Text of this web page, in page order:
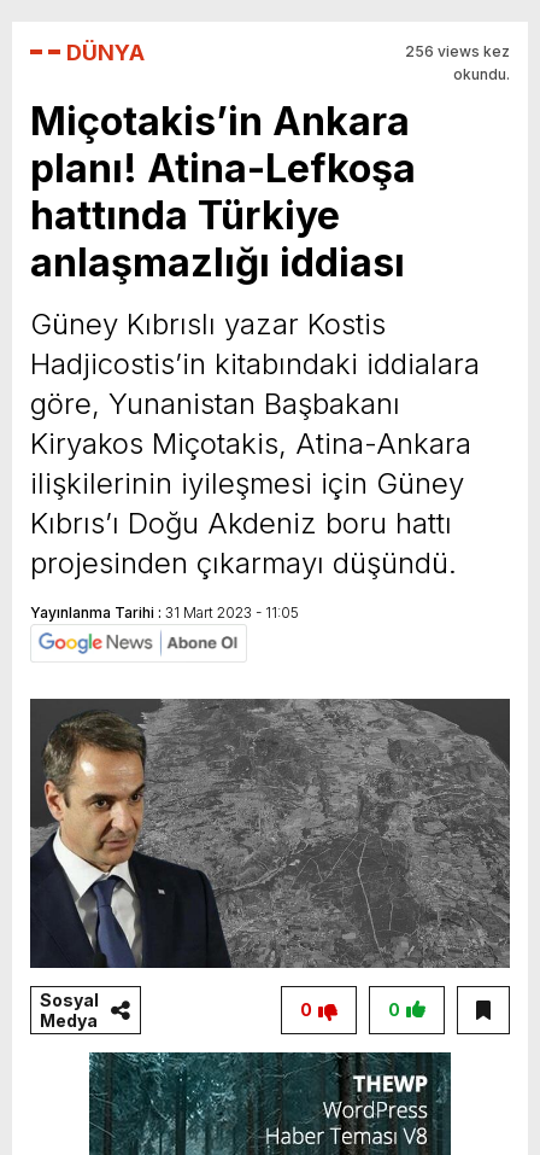
DÜNYA
256 views kez
okundu.
Miçotakis’in Ankara
planı! Atina-Lefkoşa
hattında Türkiye
anlaşmazlığı iddiası
Güney Kıbrıslı yazar Kostis
Hadjicostis’in kitabındaki iddialara
göre, Yunanistan Başbakanı
Kiryakos Miçotakis, Atina-Ankara
ilişkilerinin iyileşmesi için Güney
Kıbrıs’ı Doğu Akdeniz boru hattı
projesinden çıkarmayı düşündü.
Yayınlanma Tarihi : 31 Mart 2023 - 11:05
Sosyal
Medya
0
0